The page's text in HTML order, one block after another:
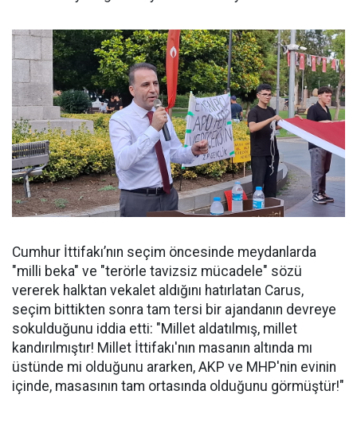
Cumhur İttifakı’nın seçim öncesinde meydanlarda
"milli beka" ve "terörle tavizsiz mücadele" sözü
vererek halktan vekalet aldığını hatırlatan Carus,
seçim bittikten sonra tam tersi bir ajandanın devreye
sokulduğunu iddia etti: "Millet aldatılmış, millet
kandırılmıştır! Millet İttifakı'nın masanın altında mı
üstünde mi olduğunu ararken, AKP ve MHP'nin evinin
içinde, masasının tam ortasında olduğunu görmüştür!"